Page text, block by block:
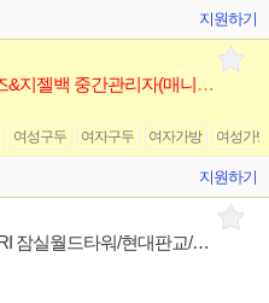
지원하기
롯데백화점(건대점/미아점) 지젤슈즈&지젤백 중간관리자(매니저) 구인합니다
여성구두 여자구두 여자가방 여성가방
지원하기
[불가리 코리아]명품 주얼리 BVLGARI 잠실월드타워/현대판교/신세계센텀 부점장 채용